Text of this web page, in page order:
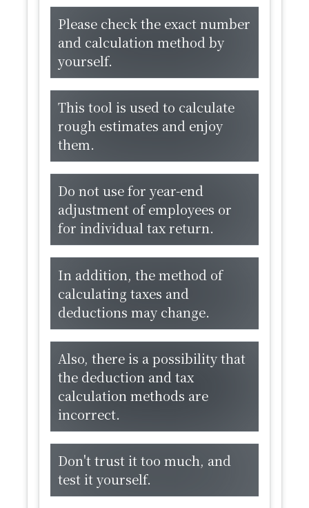
​Please check the exact number
and calculation method by
yourself.
​This tool is used to calculate
rough estimates and enjoy
them.
​Do not use for year-end
adjustment of employees or
for individual tax return.
In addition, the method of
calculating taxes and
deductions may change.
Also, there is a possibility that
the deduction and tax
calculation methods are
incorrect.
Don't trust it too much, and
test it yourself.